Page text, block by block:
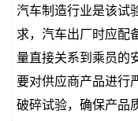
汽车制造行业是该试
求，汽车出厂时应配
量直接关系到乘员的
要对供应商产品进行
破碎试验，确保产品